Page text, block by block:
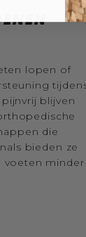
lopen of
blijven
die
bieden ze
voeten minder